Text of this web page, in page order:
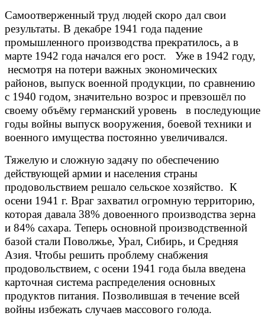
Самоотверженный труд людей скоро дал свои
результаты. В декабре 1941 года падение
промышленного производства прекратилось, а в
марте 1942 года начался его рост. Уже в 1942 году,
несмотря на потери важных экономических
районов, выпуск военной продукции, по сравнению
с 1940 годом, значительно возрос и превзошёл по
своему объёму германский уровень в последующие
годы войны выпуск вооружения, боевой техники и
военного имущества постоянно увеличивался.
Тяжелую и сложную задачу по обеспечению
действующей армии и населения страны
продовольствием решало сельское хозяйство. К
осени 1941 г. Враг захватил огромную территорию,
которая давала 38% довоенного производства зерна
и 84% сахара. Теперь основной производственной
базой стали Поволжье, Урал, Сибирь, и Средняя
Азия. Чтобы решить проблему снабжения
продовольствием, с осени 1941 года была введена
карточная система распределения основных
продуктов питания. Позволившая в течение всей
войны избежать случаев массового голода.